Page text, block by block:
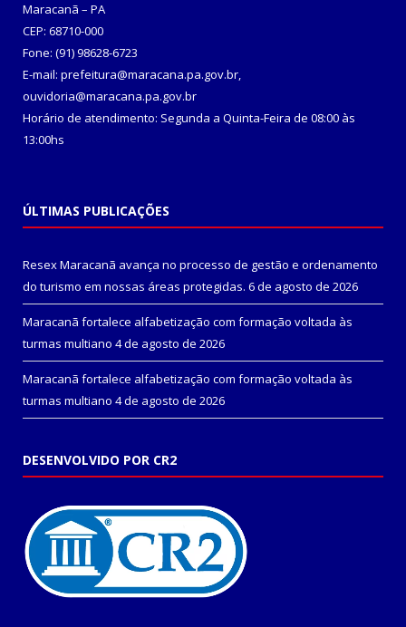
Maracanã – PA
CEP: 68710-000
Fone: (91) 98628-6723
E-mail: prefeitura@maracana.pa.gov.br,
ouvidoria@maracana.pa.gov.br
Horário de atendimento: Segunda a Quinta-Feira de 08:00 às
13:00hs
ÚLTIMAS PUBLICAÇÕES
Resex Maracanã avança no processo de gestão e ordenamento
do turismo em nossas áreas protegidas. 6 de agosto de 2026
Maracanã fortalece alfabetização com formação voltada às
turmas multiano 4 de agosto de 2026
Maracanã fortalece alfabetização com formação voltada às
turmas multiano 4 de agosto de 2026
DESENVOLVIDO POR CR2